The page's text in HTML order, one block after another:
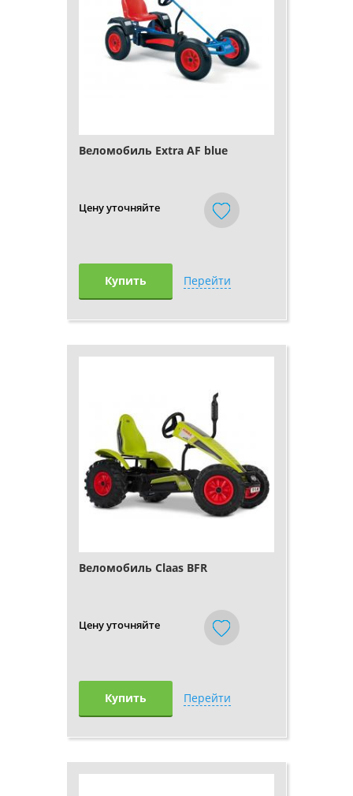
Веломобиль Extra AF blue
Цену уточняйте
Купить Перейти
Веломобиль Claas BFR
Цену уточняйте
Купить Перейти